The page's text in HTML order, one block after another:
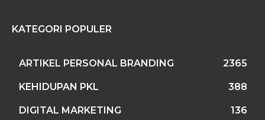
KATEGORI POPULER
ARTIKEL PERSONAL BRANDING 2365
KEHIDUPAN PKL 388
DIGITAL MARKETING 136